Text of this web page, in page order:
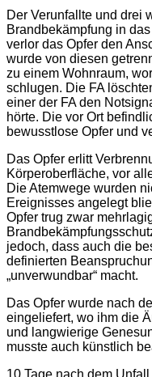
Der Verunfallte und drei
Brandbekämpfung in
verlor das Opfer den
wurde von diesen
zu einem Wohnraum,
schlugen. Die FA
einer der FA den
hörte. Die vor Ort
bewusstlose Opfer und
Das Opfer erlitt
Körperoberfläche, vor
Die Atemwege wurden
Ereignisses angelegt
Opfer trug zwar
jedoch, dass auch die
definierten
„unverwundbar“ macht.
Das Opfer wurde nach
eingeliefert, wo ihm die
und langwierige
musste auch künstlich